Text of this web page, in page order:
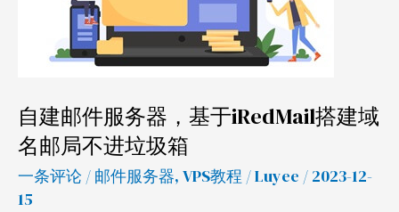
自建邮件服务器，基于iRedMail搭建域
名邮局不进垃圾箱
一条评论 / 邮件服务器, VPS教程 /Luyee / 2023-12-
15
iRedMail
建
域
名
邮